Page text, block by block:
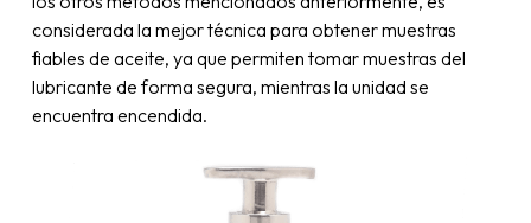
considerada la mejor técnica para obtener muestras
fiables de aceite, ya que permiten tomar muestras del
lubricante de forma segura, mientras la unidad se
encuentra encendida.